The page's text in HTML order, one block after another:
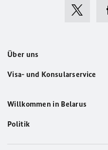
Über uns
Visa- und Konsularservice
Willkommen in Belarus
Politik